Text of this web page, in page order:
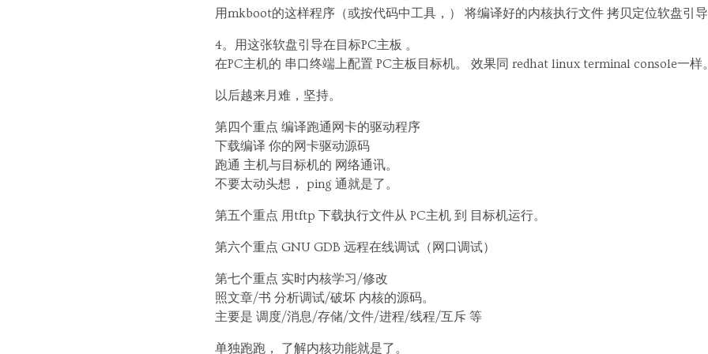
用mkboot的这样程序（或按代码中工具，） 将编译好的内核执行文件 拷贝定位软盘引导
4。用这张软盘引导在目标PC主板 。
在PC主机的 串口终端上配置 PC主板目标机。 效果同 redhat linux terminal console一样。
以后越来月难，坚持。
第四个重点 编译跑通网卡的驱动程序
下载编译 你的网卡驱动源码
跑通 主机与目标机的 网络通讯。
不要太动头想， ping 通就是了。
第五个重点 用tftp 下载执行文件从 PC主机 到 目标机运行。
第六个重点 GNU GDB 远程在线调试（网口调试）
第七个重点 实时内核学习/修改
照文章/书 分析调试/破坏 内核的源码。
主要是 调度/消息/存储/文件/进程/线程/互斥 等
单独跑跑， 了解内核功能就是了。